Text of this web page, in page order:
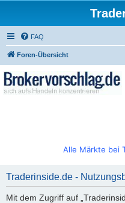
FAQ
Foren-Übersicht
Alle Märkte bei
Traderinside.de -
Mit dem Zugriff auf